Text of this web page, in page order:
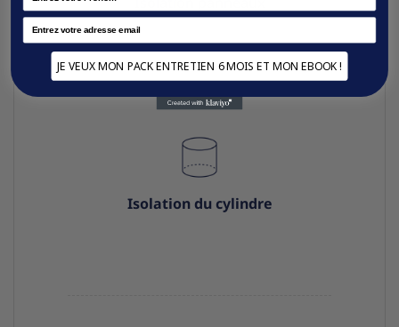
Isolation du cylindre
Email
JE VEUX MON PACK ENTRETIEN 6 MOIS ET MON EBOOK !